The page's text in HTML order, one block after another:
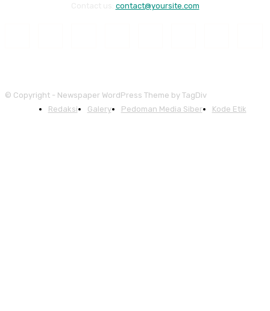
contact@yoursite.com
© Copyright - Newspaper WordPress Theme by TagDiv
Redaksi
Galery Pedoman Media Siber Kode Etik